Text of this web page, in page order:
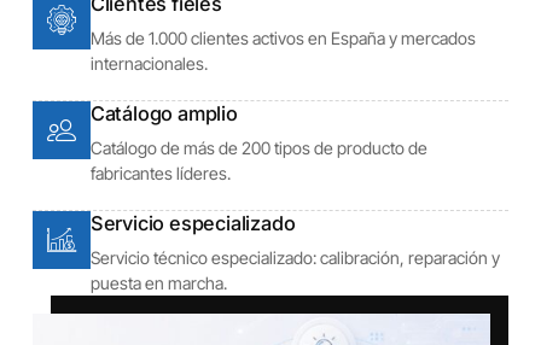
Más de 1.000 clientes activos en España y mercados
internacionales.
Catálogo amplio
Catálogo de más de 200 tipos de producto de
fabricantes líderes.
Servicio especializado
Servicio técnico especializado: calibración, reparación y
puesta en marcha.